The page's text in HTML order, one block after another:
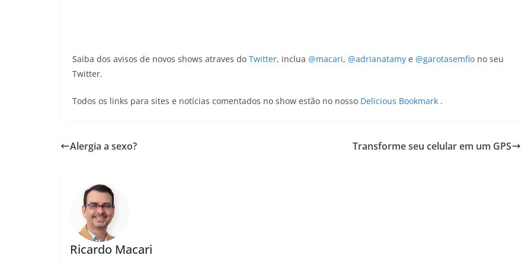
Saiba dos avisos de novos shows atraves do Twitter, inclua @macari, @adrianatamy e @garotasemfio no seu
Twitter.
Todos os links para sites e notícias comentados no show estão no nosso Delicious Bookmark .
Alergia a sexo? Transforme seu celular em um GPS
Ricardo Macari